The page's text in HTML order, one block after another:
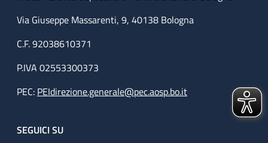
Via Giuseppe Massarenti, 9, 40138 Bologna
C.F. 92038610371
P.IVA 02553300373
PEC: PEIdirezione.generale@pec.aosp.bo.it
SEGUICI SU